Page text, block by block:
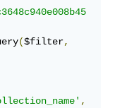
($filter,
,